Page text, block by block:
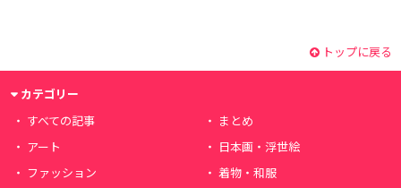
トップに戻る
カテゴリー
すべての記事
まとめ
アート
日本画・浮世絵
ファッション
着物・和服